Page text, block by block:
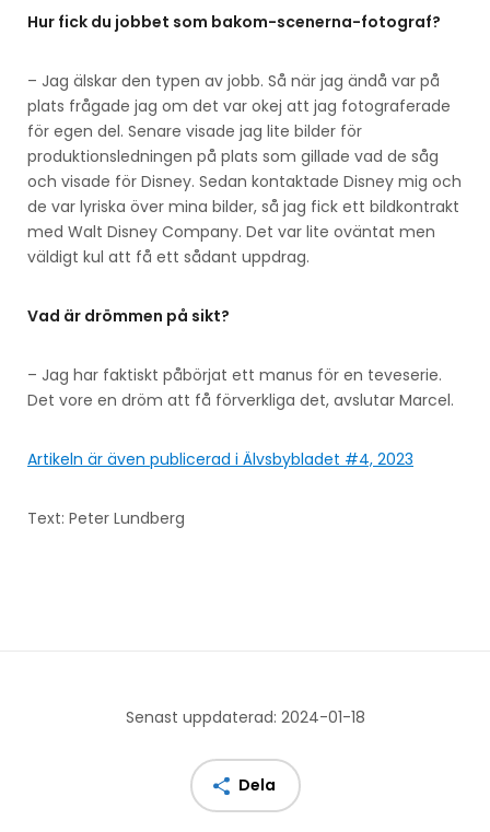
Hur fick du jobbet som bakom-scenerna-fotograf?
– Jag älskar den typen av jobb. Så när jag ändå var på
plats frågade jag om det var okej att jag fotograferade
för egen del. Senare visade jag lite bilder för
produktionsledningen på plats som gillade vad de såg
och visade för Disney. Sedan kontaktade Disney mig och
de var lyriska över mina bilder, så jag fick ett bildkontrakt
med Walt Disney Company. Det var lite oväntat men
väldigt kul att få ett sådant uppdrag.
Vad är drömmen på sikt?
– Jag har faktiskt påbörjat ett manus för en teveserie.
Det vore en dröm att få förverkliga det, avslutar Marcel.
Artikeln är även publicerad i Älvsbybladet #4, 2023
Text: Peter Lundberg
Senast uppdaterad: 2024-01-18
Dela